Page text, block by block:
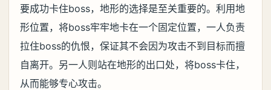
要成功卡住boss，地形的选择是至关重要的。利用地
形位置，将boss牢牢地卡在一个固定位置，一人负责
拉住boss的仇恨，保证其不会因为攻击不到目标而擅
自离开。另一人则站在地形的出口处，将boss卡住，
从而能够专心攻击。